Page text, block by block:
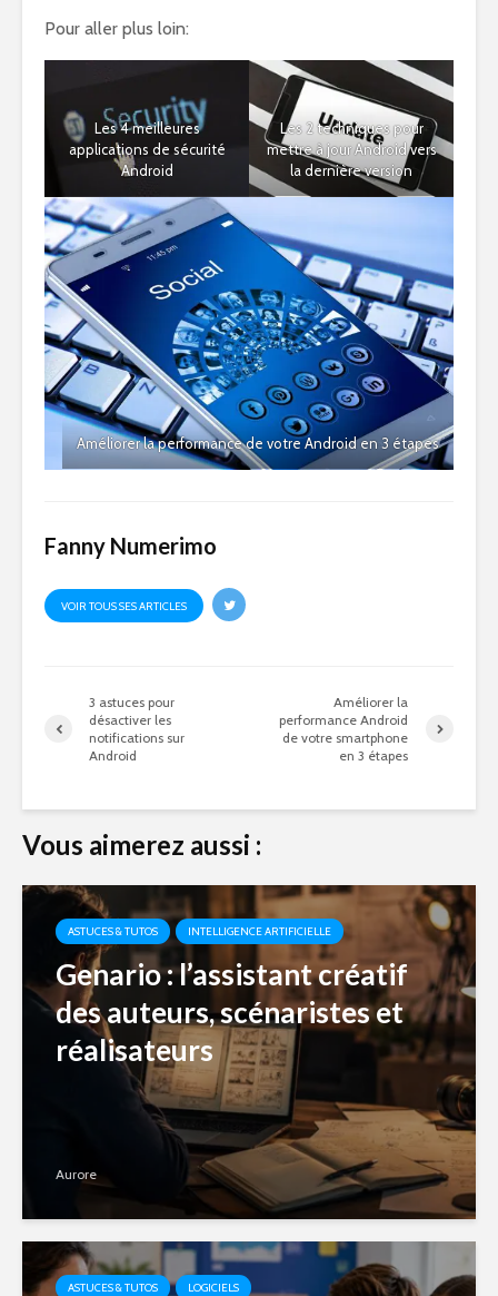
Pour aller plus loin:
Les 4 meilleures
applications de sécurité
Android
Les 2 techniques pour
mettre à jour Android vers
la dernière version
Améliorer la performance de votre Android en 3 étapes
Fanny Numerimo
VOIR TOUS SES ARTICLES
3 astuces pour
désactiver les
notifications sur
Android
Améliorer la
performance Android
de votre smartphone
en 3 étapes
Vous aimerez aussi :
ASTUCES & TUTOS INTELLIGENCE ARTIFICIELLE
Genario : l’assistant créatif
des auteurs, scénaristes et
réalisateurs
Aurore
ASTUCES & TUTOS LOGICIELS